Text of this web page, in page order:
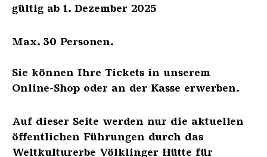
gültig ab 1. Dezember 2025
Max. 30 Personen.
Sie können Ihre Tickets in unserem
Online-Shop oder an der Kasse erwerben.
Auf dieser Seite werden nur die aktuellen
öffentlichen Führungen durch das
Weltkulturerbe Völklinger Hütte für